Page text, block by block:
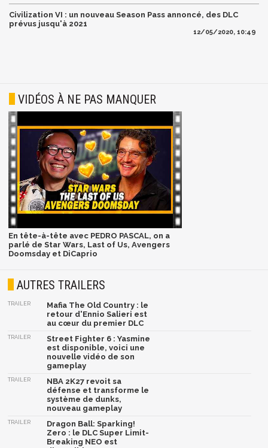
Civilization VI : un nouveau Season Pass annoncé, des DLC
prévus jusqu'à 2021
12/05/2020, 10:49
VIDÉOS À NE PAS MANQUER
En tête-à-tête avec PEDRO PASCAL, on a
parlé de Star Wars, Last of Us, Avengers
Doomsday et DiCaprio
AUTRES TRAILERS
TRAILER
Mafia The Old Country : le
retour d'Ennio Salieri est
au cœur du premier DLC
TRAILER
Street Fighter 6 : Yasmine
est disponible, voici une
nouvelle vidéo de son
gameplay
TRAILER
NBA 2K27 revoit sa
défense et transforme le
système de dunks,
nouveau gameplay
TRAILER
Dragon Ball: Sparking!
Zero : le DLC Super Limit-
Breaking NEO est